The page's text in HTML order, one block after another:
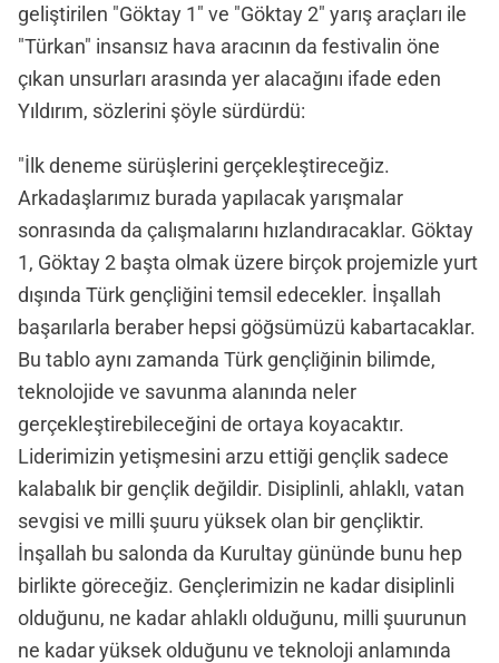
geliştirilen "Göktay 1" ve "Göktay 2" yarış araçları ile
"Türkan" insansız hava aracının da festivalin öne
çıkan unsurları arasında yer alacağını ifade eden
Yıldırım, sözlerini şöyle sürdürdü:
"İlk deneme sürüşlerini gerçekleştireceğiz.
Arkadaşlarımız burada yapılacak yarışmalar
sonrasında da çalışmalarını hızlandıracaklar. Göktay
1, Göktay 2 başta olmak üzere birçok projemizle yurt
dışında Türk gençliğini temsil edecekler. İnşallah
başarılarla beraber hepsi göğsümüzü kabartacaklar.
Bu tablo aynı zamanda Türk gençliğinin bilimde,
teknolojide ve savunma alanında neler
gerçekleştirebileceğini de ortaya koyacaktır.
Liderimizin yetişmesini arzu ettiği gençlik sadece
kalabalık bir gençlik değildir. Disiplinli, ahlaklı, vatan
sevgisi ve milli şuuru yüksek olan bir gençliktir.
İnşallah bu salonda da Kurultay gününde bunu hep
birlikte göreceğiz. Gençlerimizin ne kadar disiplinli
olduğunu, ne kadar ahlaklı olduğunu, milli şuurunun
ne kadar yüksek olduğunu ve teknoloji anlamında